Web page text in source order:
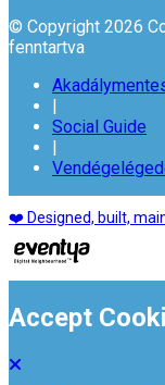
© Copyright 2026
fenntartva
|
Social Guide
|
❤️ Designed, built,
Accept